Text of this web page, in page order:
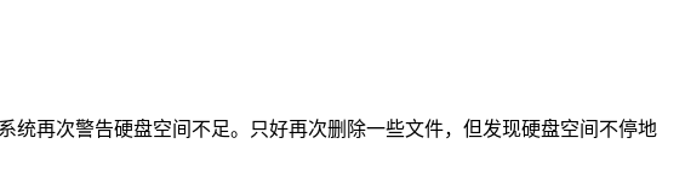
统再次警告硬盘空间不足。只好再次删除一些文件，但发现硬盘空间不停地